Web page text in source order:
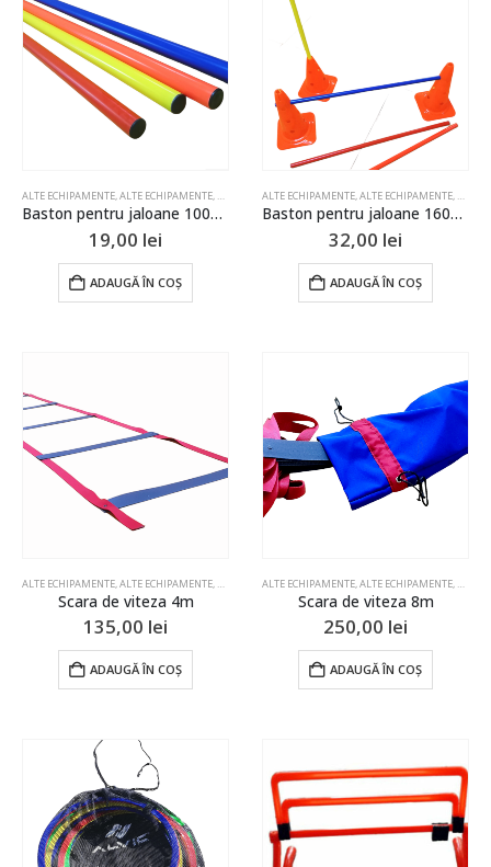
ALTE ECHIPAMENTE,ALTE ECHIPAMENTE, ALTE ECHIPAMENTE,ALTE ECHIPAMENTE,ATLETISM ,
Baston pentru jaloane 100cm
19,00 lei
ADAUGĂ ÎN COȘ
ALTE ECHIPAMENTE,ALTE ECHIPAMENTE, ALTE
Baston pentru jaloane 160cm
32,00 lei
ADAUGĂ ÎN COȘ
ALTE ECHIPAMENTE ALTE ECHIPAMENTE ALTE ECHIPAMENTE,ALTE ECHIPAMENTE,ALTE
Scara de viteza 4m
135,00 lei
ADAUGĂ ÎN COȘ
ALTE ECHIPAMENTE ALTE ECHIPAMENTE
Scara de viteza 8m
250,00 lei
ADAUGĂ ÎN COȘ